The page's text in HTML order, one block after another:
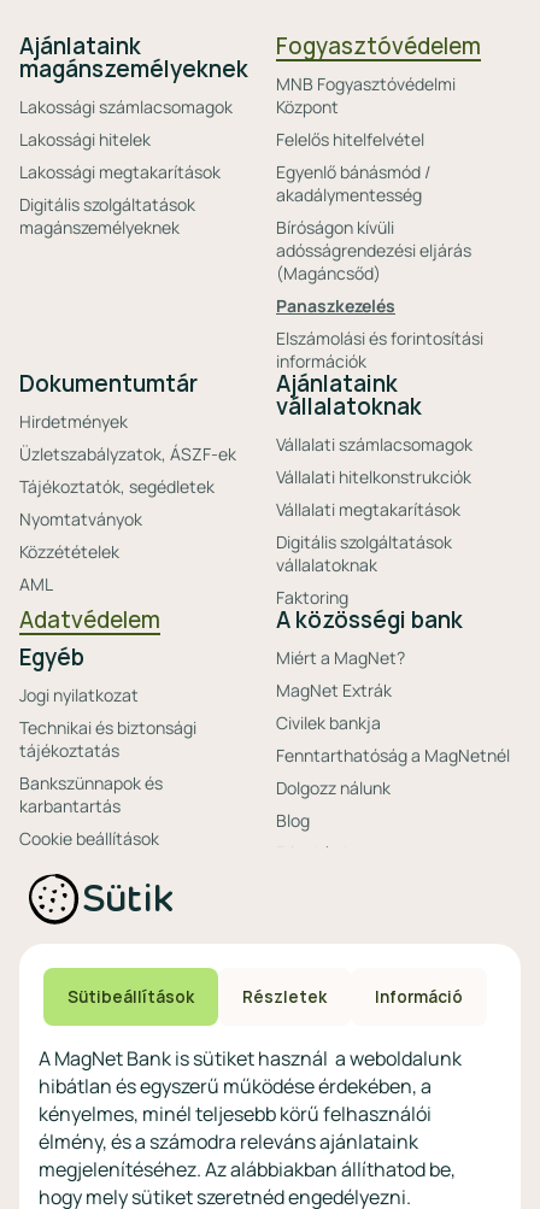
Ajánlataink
magánszemélyeknek
Lakossági számlacsomagok
Lakossági hitelek
Lakossági megtakarítások
Digitális szolgáltatások
magánszemélyeknek
Fogyasztóvédelem
MNB Fogyasztóvédelmi
Központ
Felelős hitelfelvétel
Egyenlő bánásmód /
akadálymentesség
Bíróságon kívüli
adósságrendezési eljárás
(Magáncsőd)
Panaszkezelés
Elszámolási és forintosítási
információk
Dokumentumtár
Hirdetmények
Üzletszabályzatok, ÁSZF-ek
Tájékoztatók, segédletek
Nyomtatványok
Közzétételek
AML
Ajánlataink
vállalatoknak
Vállalati számlacsomagok
Vállalati hitelkonstrukciók
Vállalati megtakarítások
Digitális szolgáltatások
vállalatoknak
Faktoring
Adatvédelem
Egyéb
Jogi nyilatkozat
Technikai és biztonsági
tájékoztatás
Bankszünnapok és
karbantartás
Cookie beállítások
A közösségi bank
Miért a MagNet?
MagNet Extrák
Civilek bankja
Fenntarthatóság a MagNetnél
Dolgozz nálunk
Blog
Friss hírek
Ajánlataink non-
profitoknak
számlacsomagok
Megtakarítások non-
profitoknak
Digitális szolgáltatások non-
profitoknak
eszközökön
Vértezze fel magát a
kibercsalásokkal
szemben!
Látogasson el a KiberPajzs
honlapra!
Sütik
Sütibeállítások Részletek Információ
A MagNet Bank is sütiket használ a weboldalunk
hibátlan és egyszerű működése érdekében, a
kényelmes, minél teljesebb körű felhasználói
élmény, és a számodra releváns ajánlataink
megjelenítéséhez. Az alábbiakban állíthatod be,
hogy mely sütiket szeretnéd engedélyezni.